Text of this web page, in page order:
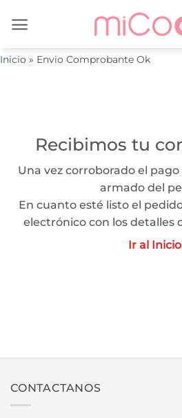
Inicio » Envio Comprobante Ok
Recibimos tu
Una vez corroborado el pago
armado del
En cuanto esté listo el
electrónico con los detalles
Ir al Inicio
CONTACTANOS